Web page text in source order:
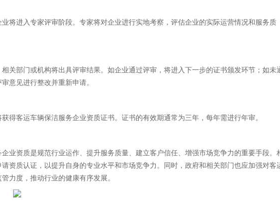
将进入专家评审阶段。专家将对企业进行实地考察，评估企业的实际运营情况和服务质
关部门或机构将出具评审结果。如企业通过评审，将进入下一步的证书颁发环节；如未
意见进行整改并重新申请。
得客运车辆保洁服务企业资质证书。证书的有效期通常为三年，每年需进行年审。
业资质是规范行业运作、提升服务质量、建立客户信任、增强市场竞争力的重要手段。
资质认证，以提升自身的专业水平和市场竞争力。同时，政府和相关部门也应加强对客
力度，推动行业的健康有序发展。